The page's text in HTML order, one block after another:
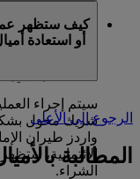
يستخدمون
الإمارات ولا
لا يمكن شراء
العائلة، كما لا
كيف ستظهر
أو استعادة
شريك مخول
واردز طيران
الشراء.
الرجوع إلى الأعلى
المطالبة